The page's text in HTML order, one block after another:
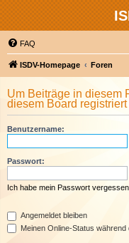
FAQ
ISDV-Homepage Foren
Um Beiträge in diesem
diesem Board
Benutzername:
Passwort:
Ich habe mein Passwort vergessen
Angemeldet bleiben
Meinen Online-Status